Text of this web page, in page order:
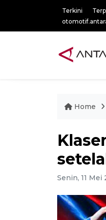
Terkini
Home
Senin, 11 Mei